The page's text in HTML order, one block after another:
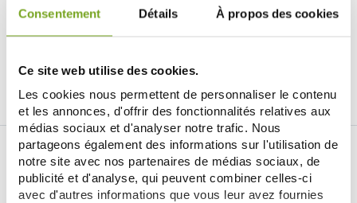
Consentement Détails À propos des cookies
Ce site web utilise des cookies.
Les cookies nous permettent de personnaliser le contenu
et les annonces, d'offrir des fonctionnalités relatives aux
médias sociaux et d'analyser notre trafic. Nous
partageons également des informations sur l'utilisation de
notre site avec nos partenaires de médias sociaux, de
publicité et d'analyse, qui peuvent combiner celles-ci
avec d'autres informations que vous leur avez fournies
17,45 €